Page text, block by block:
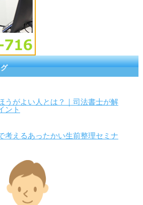
うがよい人とは？｜司法書士が解
ント
考えるあったかい生前整理セミナ